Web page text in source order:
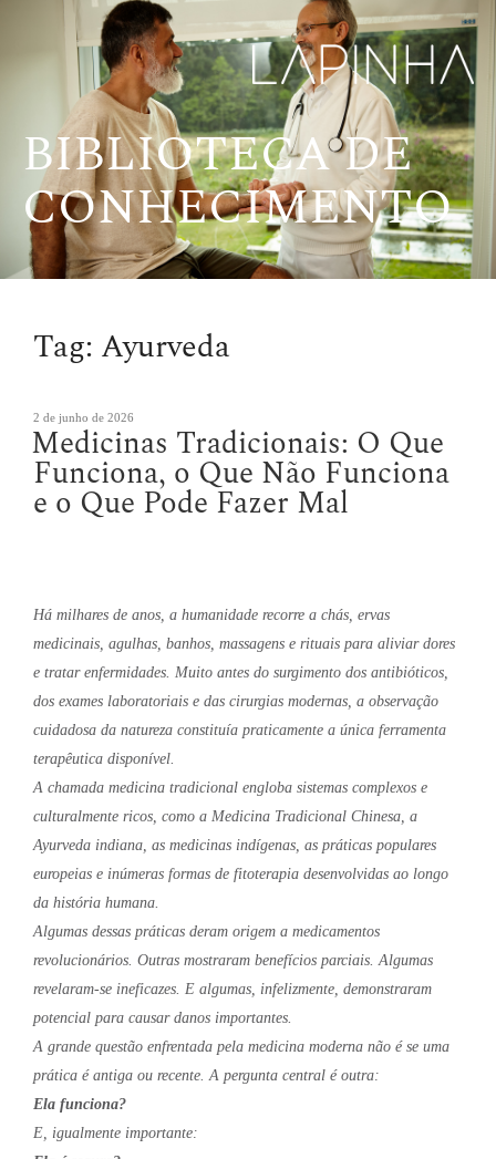
BIBLIOTECA DE
CONHECIMENTO
Tag: Ayurveda
Publicado
em
2 de junho de 2026
Medicinas Tradicionais: O Que
Funciona, o Que Não Funciona
e o Que Pode Fazer Mal
Há milhares de anos, a humanidade recorre a chás, ervas
medicinais, agulhas, banhos, massagens e rituais para aliviar dores
e tratar enfermidades. Muito antes do surgimento dos antibióticos,
dos exames laboratoriais e das cirurgias modernas, a observação
cuidadosa da natureza constituía praticamente a única ferramenta
terapêutica disponível.
A chamada medicina tradicional engloba sistemas complexos e
culturalmente ricos, como a Medicina Tradicional Chinesa, a
Ayurveda indiana, as medicinas indígenas, as práticas populares
europeias e inúmeras formas de fitoterapia desenvolvidas ao longo
da história humana.
Algumas dessas práticas deram origem a medicamentos
revolucionários. Outras mostraram benefícios parciais. Algumas
revelaram-se ineficazes. E algumas, infelizmente, demonstraram
potencial para causar danos importantes.
A grande questão enfrentada pela medicina moderna não é se uma
prática é antiga ou recente. A pergunta central é outra:
Ela funciona?
E, igualmente importante: